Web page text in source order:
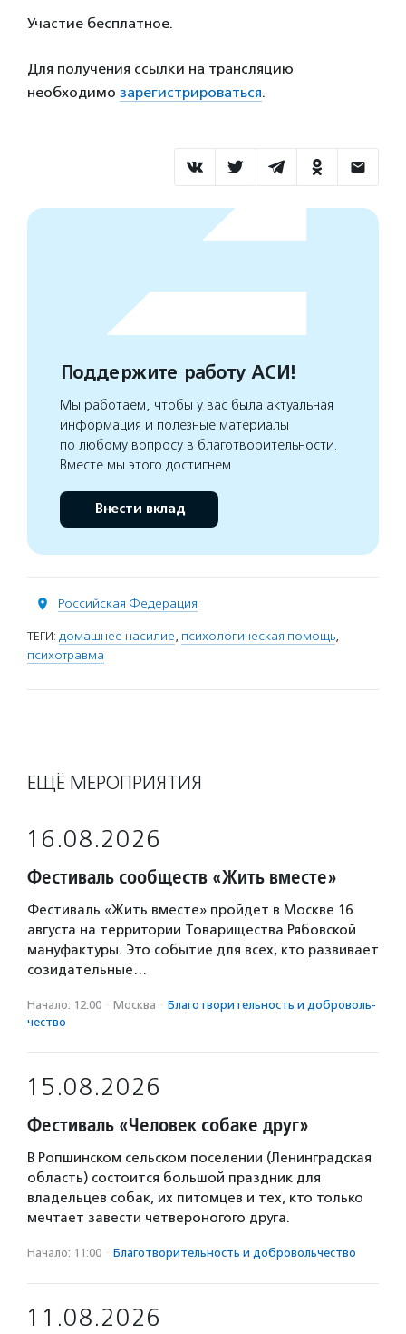
Участие бесплатное.
Для получения ссылки на трансляцию
необходимо зарегистрироваться.
Поддержите работу АСИ!
Мы работаем, чтобы у вас была актуальная
информация и полезные материалы
по любому вопросу в благотворительности.
Вместе мы этого достигнем
Внести вклад
Российская Федерация
ТЕГИ: домашнее насилие, психологическая помощь,
психотравма
ЕЩЁ МЕРОПРИЯТИЯ
16.08.2026
Фестиваль сообществ «Жить вместе»
Фестиваль «Жить вместе» пройдет в Москве 16
августа на территории Товарищества Рябовской
мануфактуры. Это событие для всех, кто развивает
созидательные…
Начало: 12:00 · Москва · Благотвори­тель­ность и доброволь­
чест­во
15.08.2026
Фестиваль «Человек собаке друг»
В Ропшинском сельском поселении (Ленинградская
область) состоится большой праздник для
владельцев собак, их питомцев и тех, кто только
мечтает завести четвероногого друга.
Начало: 11:00 · Благотвори­тель­ность и доброволь­чест­во
11.08.2026